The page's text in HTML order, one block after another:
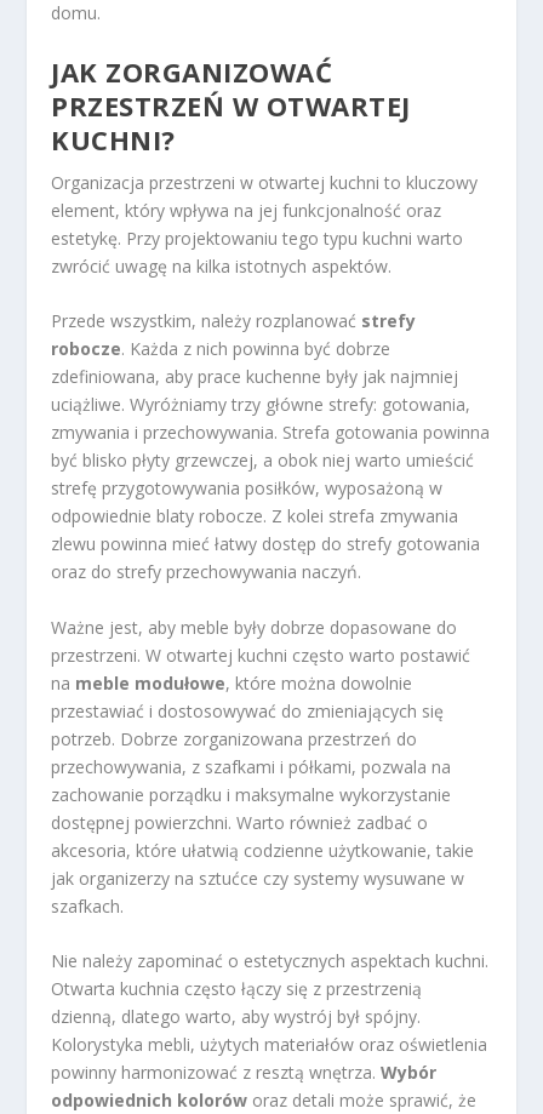
domu.
JAK ZORGANIZOWAĆ
PRZESTRZEŃ W OTWARTEJ
KUCHNI?
Organizacja przestrzeni w otwartej kuchni to kluczowy
element, który wpływa na jej funkcjonalność oraz
estetykę. Przy projektowaniu tego typu kuchni warto
zwrócić uwagę na kilka istotnych aspektów.
Przede wszystkim, należy rozplanować strefy
robocze. Każda z nich powinna być dobrze
zdefiniowana, aby prace kuchenne były jak najmniej
uciążliwe. Wyróżniamy trzy główne strefy: gotowania,
zmywania i przechowywania. Strefa gotowania powinna
być blisko płyty grzewczej, a obok niej warto umieścić
strefę przygotowywania posiłków, wyposażoną w
odpowiednie blaty robocze. Z kolei strefa zmywania
zlewu powinna mieć łatwy dostęp do strefy gotowania
oraz do strefy przechowywania naczyń.
Ważne jest, aby meble były dobrze dopasowane do
przestrzeni. W otwartej kuchni często warto postawić
na meble modułowe, które można dowolnie
przestawiać i dostosowywać do zmieniających się
potrzeb. Dobrze zorganizowana przestrzeń do
przechowywania, z szafkami i półkami, pozwala na
zachowanie porządku i maksymalne wykorzystanie
dostępnej powierzchni. Warto również zadbać o
akcesoria, które ułatwią codzienne użytkowanie, takie
jak organizerzy na sztućce czy systemy wysuwane w
szafkach.
Nie należy zapominać o estetycznych aspektach kuchni.
Otwarta kuchnia często łączy się z przestrzenią
dzienną, dlatego warto, aby wystrój był spójny.
Kolorystyka mebli, użytych materiałów oraz oświetlenia
powinny harmonizować z resztą wnętrza.Wybór
odpowiednich kolorów oraz detali może sprawić, że